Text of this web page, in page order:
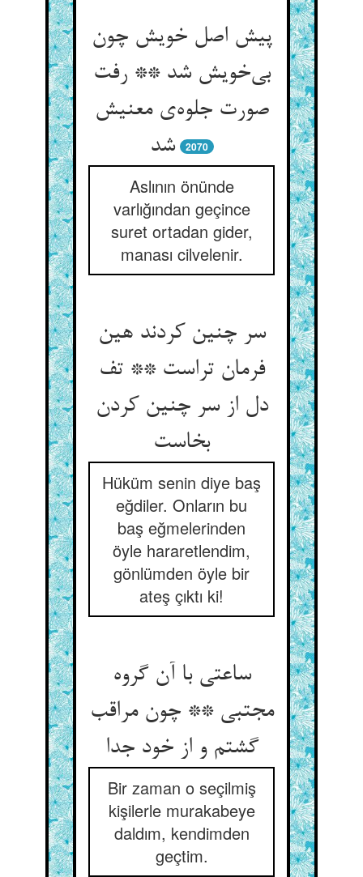
پیش اصل خویش چون
بی‌خویش شد ** رفت
صورت جلوه‌ی معنیش
شد
2070
Aslının önünde
varlığından geçince
suret ortadan gider,
manası cilvelenir.
سر چنین کردند هین
فرمان تراست ** تف
دل از سر چنین کردن
بخاست
Hüküm senin diye baş
eğdiler. Onların bu
baş eğmelerinden
öyle hararetlendim,
gönlümden öyle bir
ateş çıktı ki!
ساعتی با آن گروه
مجتبی ** چون مراقب
گشتم و از خود جدا
Bir zaman o seçilmiş
kişilerle murakabeye
daldım, kendimden
geçtim.